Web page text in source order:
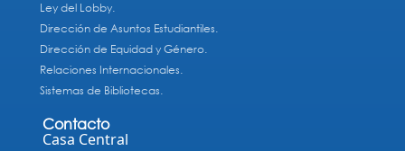
Ley del Lobby.
Dirección de Asuntos Estudiantiles.
Dirección de Equidad y Género.
Relaciones Internacionales.
Sistemas de Bibliotecas.
Contacto
Casa Central